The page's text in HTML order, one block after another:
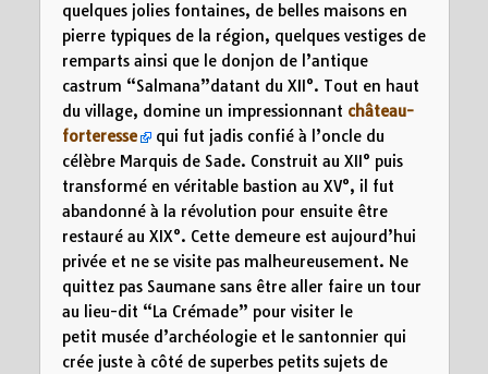
quelques jolies fontaines, de belles maisons en
pierre typiques de la région, quelques vestiges de
remparts ainsi que le donjon de l’antique
castrum “Salmana”datant du XII°. Tout en haut
du village, domine un impressionnant château-
forteresse
qui fut jadis confié à l’oncle du
célèbre Marquis de Sade. Construit au XII° puis
transformé en véritable bastion au XV°, il fut
abandonné à la révolution pour ensuite être
restauré au XIX°. Cette demeure est aujourd’hui
privée et ne se visite pas malheureusement. Ne
quittez pas Saumane sans être aller faire un tour
au lieu-dit “La Crémade” pour visiter le
petit musée d’archéologie et le santonnier qui
crée juste à côté de superbes petits sujets de